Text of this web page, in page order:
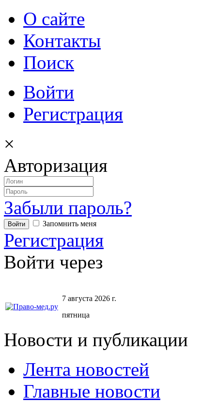
О сайте
Контакты
Поиск
Войти
Регистрация
×
Авторизация
Забыли пароль?
Запомнить меня
Регистрация
Войти через
7 августа 2026 г.
пятница
Новости и публикации
Лента новостей
Главные новости